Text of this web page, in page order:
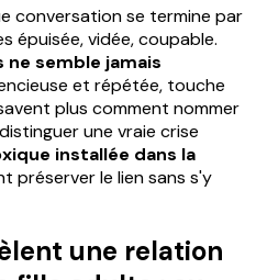
conversation se termine par
épuisée, vidée, coupable.
ne semble jamais
et répétée, touche
plus comment nommer
une vraie crise
installée dans la
préserver le lien sans s'y
une relation